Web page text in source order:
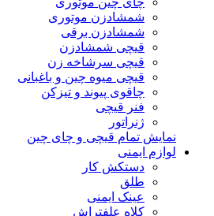
شمشادزن موتوری
شمشادزن برقی
قیچی شمشادزن
قیچی سرشاخه زن
قیچی میوه چین و باغبانی
چاقوی پیوند و تیزکن
فنر قیچی
ژنراتور
نمایش تمام قیچی و چای چین
لوازم ایمنی
دستکش کار
طلق
عینک ایمنی
کلاه علفتراش